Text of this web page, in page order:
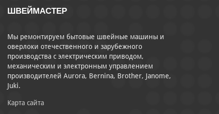
ШВЕЙМАСТЕР
Мы ремонтируем бытовые швейные машины и
оверлоки отечественного и зарубежного
производства с электрическим приводом,
механическим и электронным управлением
производителей Aurora, Bernina, Brother, Janome,
Juki.
Карта сайта